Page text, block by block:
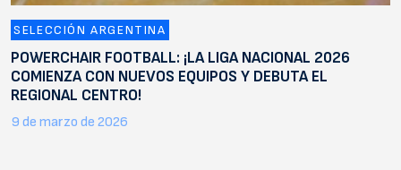
SELECCIÓN ARGENTINA
POWERCHAIR FOOTBALL: ¡LA LIGA NACIONAL 2026
COMIENZA CON NUEVOS EQUIPOS Y DEBUTA EL
REGIONAL CENTRO!
9 de marzo de 2026